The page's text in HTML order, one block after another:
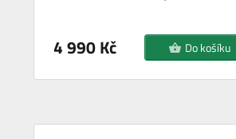
4 990 Kč Do košíku